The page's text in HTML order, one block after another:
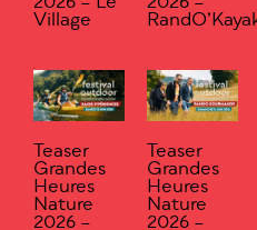
Village
Teaser
Grandes
Heures
Nature
2026 –
Teaser
Grandes
Heures
Nature
2026 –